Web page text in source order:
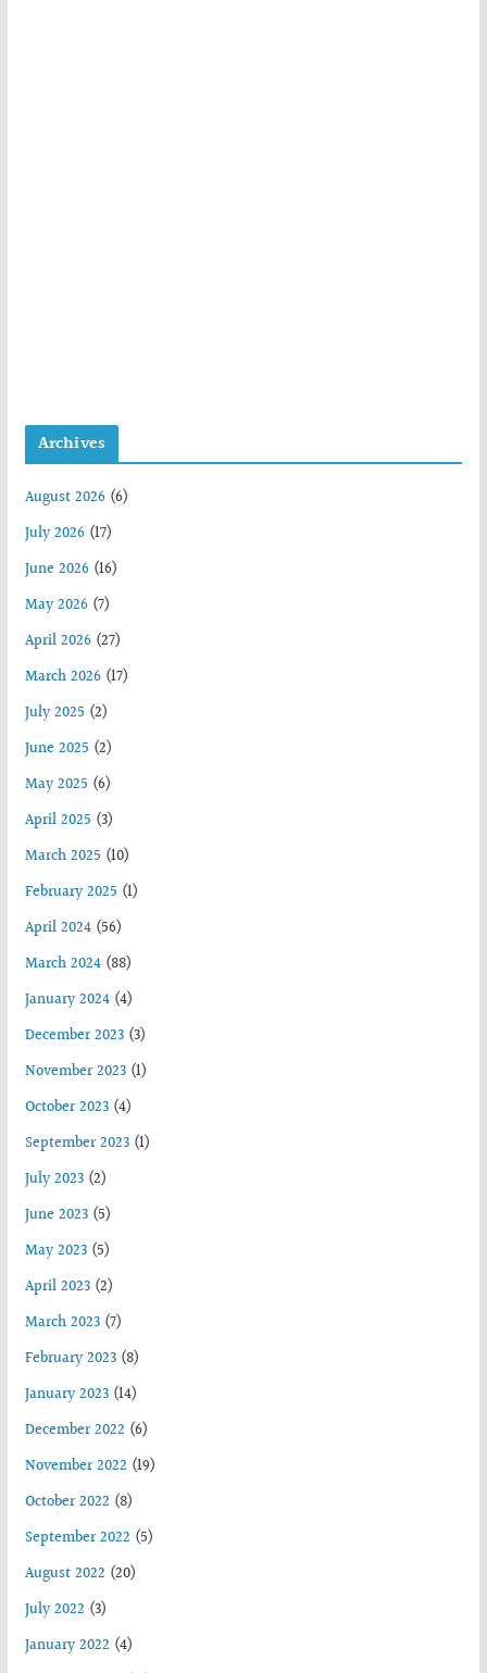
Archives
August 2026(6)
July 2026(17)
June 2026(16)
May 2026(7)
April 2026(27)
March 2026(17)
July 2025 (2)
June 2025 (2)
May 2025 (6)
April 2025 (3)
March 2025 (10)
February 2025 (1)
April 2024(56)
March 2024(88)
January 2024(4)
December 2023(3)
November 2023(1)
October 2023(4)
September 2023(1)
July 2023(2)
June 2023(5)
May 2023(5)
April 2023(2)
March 2023(7)
February 2023(8)
January 2023(14)
December 2022 (6)
November 2022 (19)
October 2022 (8)
September 2022 (5)
August 2022 (20)
July 2022 (3)
January 2022 (4)